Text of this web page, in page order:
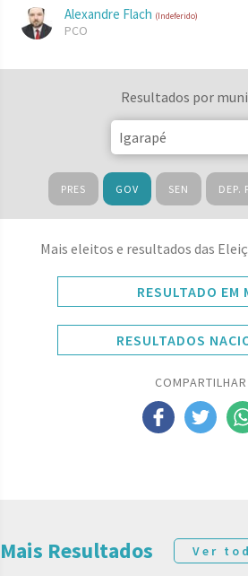
Alexandre Flach (Indeferido)
PCO
Resultados por
PRES GOV SEN DEP.
Mais eleitos e resultados das
RESULTADO EM
RESULTADOS
COMPARTILHAR
Mais Resultados Ver